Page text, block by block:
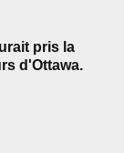
pris la
d'Ottawa.